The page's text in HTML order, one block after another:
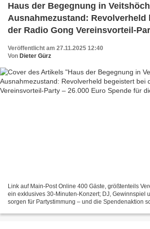
Haus der Begegnung in
Ausnahmezustand: Revolverheld
der Radio Gong Vereinsvorteil-
Veröffentlicht am 27.11.2025 12:40
Von Dieter Gürz
Link auf Main-Post Online 400 Gäste, größtenteils Vereinsmitglieder, erleben
ein exklusives 30-Minuten-Konzert; DJ, Gewinnspiel
sorgen für Partystimmung – und die Spendenaktion